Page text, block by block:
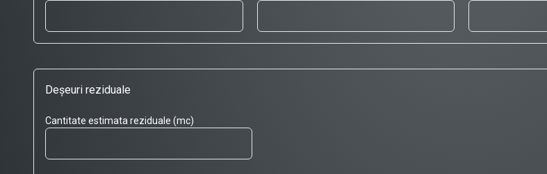
Deșeuri reziduale
Cantitate estimata reziduale (mc)